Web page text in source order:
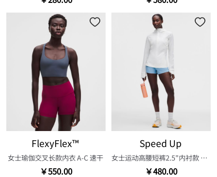
FlexyFlex™
女士瑜伽交叉长款内衣 A-C 速干
￥550.00
Speed Up
女士运动高腰短裤2.5"内衬款 速干
￥480.00